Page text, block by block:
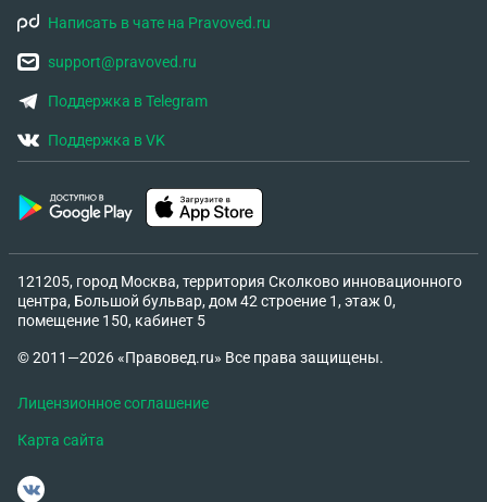
Написать в чате на Pravoved.ru
support@pravoved.ru
Поддержка в Telegram
Поддержка в VK
121205, город Москва, территория Сколково инновационного
центра, Большой бульвар, дом 42 строение 1, этаж 0,
помещение 150, кабинет 5
© 2011—2026 «Правовед.ru» Все права защищены.
Лицензионное соглашение
Карта сайта